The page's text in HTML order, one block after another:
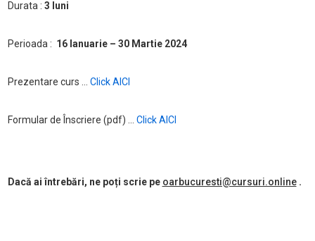
Durata : 3 luni
Perioada : 16 Ianuarie – 30 Martie 2024
Prezentare curs … Click AICI
Formular de Înscriere (pdf) … Click AICI
Dacă ai întrebări, ne poți scrie pe oarbucuresti@cursuri.online.